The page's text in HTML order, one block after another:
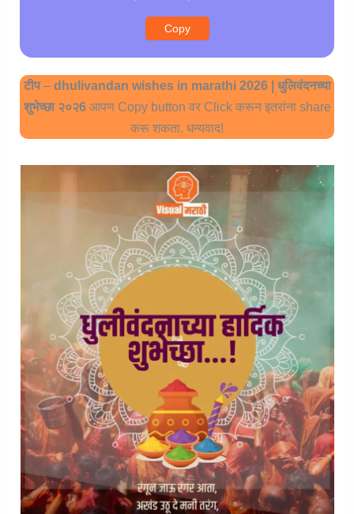
Copy
टीप– dhulivandan wishes in marathi 2026 | धुलिवंदनच्या
शुभेच्छा २०२6 आपण Copy button वर Click करून इतरांना share
करू शकता. धन्यवाद!